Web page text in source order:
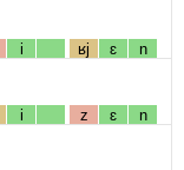
i ʁj ɛ n
i z ɛ n